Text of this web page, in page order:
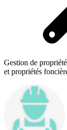
Gestion de
et propriétés